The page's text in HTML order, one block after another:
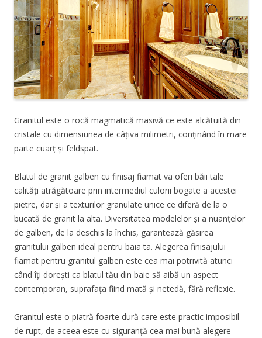
Granitul este o rocă magmatică masivă ce este alcătuită din
cristale cu dimensiunea de câțiva milimetri, conținând în mare
parte cuarț și feldspat.
Blatul de granit galben cu finisaj fiamat va oferi băii tale
calități atrăgătoare prin intermediul culorii bogate a acestei
pietre, dar și a texturilor granulate unice ce diferă de la o
bucată de granit la alta. Diversitatea modelelor și a nuanțelor
de galben, de la deschis la închis, garantează găsirea
granitului galben ideal pentru baia ta. Alegerea finisajului
fiamat pentru granitul galben este cea mai potrivită atunci
când îți dorești ca blatul tău din baie să aibă un aspect
contemporan, suprafața fiind mată și netedă, fără reflexie.
Granitul este o piatră foarte dură care este practic imposibil
de rupt, de aceea este cu siguranță cea mai bună alegere